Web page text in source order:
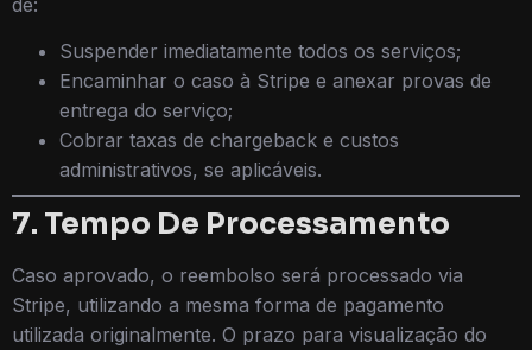
Suspender imediatamente todos os serviços;
Encaminhar o caso à Stripe e anexar provas de
entrega do serviço;
Cobrar taxas de chargeback e custos
administrativos, se aplicáveis.
7. Tempo De Processamento
Caso aprovado, o reembolso será processado via
Stripe, utilizando a mesma forma de pagamento
utilizada originalmente. O prazo para visualização do